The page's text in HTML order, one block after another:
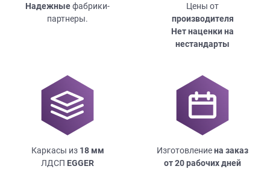
Надежныефабрики-
партнеры.
Цены от
производителя
Нет наценки на
нестандарты
Каркасы из 18мм
ЛДСП EGGER
Изготовлениена заказ
от 20 рабочих дней